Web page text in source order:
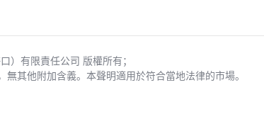
）有限責任公司 版權所有；
其他附加含義。本聲明適用於符合當地法律的市場。